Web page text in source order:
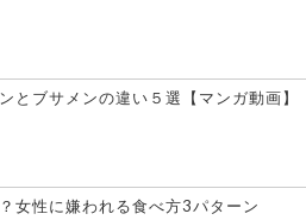
とブサメンの違い５選【マンガ動画】
女性に嫌われる食べ方3パターン